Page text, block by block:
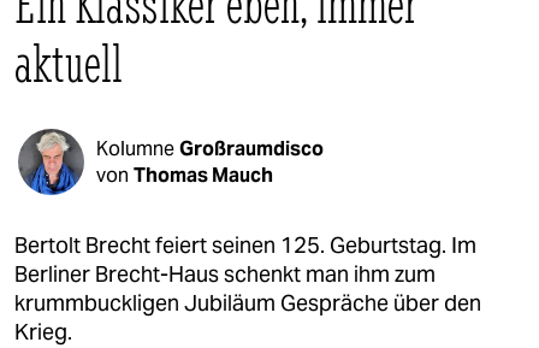
politik
öko
kultur
berlin
nord
aktuell
KolumneGroßraumdisco
von Thomas Mauch
Bertolt Brecht feiert seinen 125. Geburtstag. Im
Berliner Brecht-Haus schenkt man ihm zum
krummbuckligen Jubiläum Gespräche über den
Krieg.